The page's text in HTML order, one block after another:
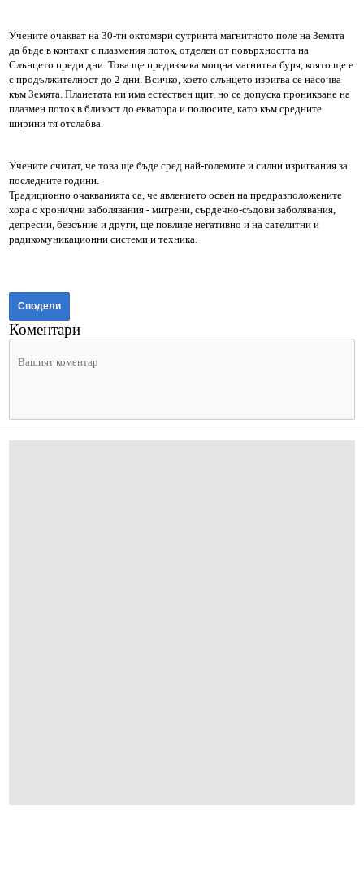
Учените очакват на 30-ти октомври сутринта магнитното поле на Земята
да бъде в контакт с плазмения поток, отделен от повърхността на
Слънцето преди дни. Това ще предизвика мощна магнитна буря, която ще е
с продължителност до 2 дни. Всичко, което слънцето изригва се насочва
към Земята. Планетата ни има естествен щит, но се допуска проникване на
плазмен поток в близост до екватора и полюсите, като към средните
ширини тя отслабва.
Учените считат, че това ще бъде сред най-големите и силни изригвания за
последните години.
Традиционно очакванията са, че явлението освен на предразположените
хора с хронични заболявания - мигрени, сърдечно-съдови заболявания,
депресии, безсъние и други, ще повлияе негативно и на сателитни и
радикомуникационни системи и техника.
Сподели
Коментари